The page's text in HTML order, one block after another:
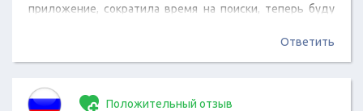
приложение, сократила время на поиски, теперь буду
Ответить
Положительный отзыв